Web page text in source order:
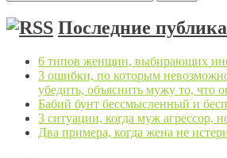
Последние
6 типов женщин, выбирающих
3 ошибки, по которым невозможно
убедить, объяснить мужу то, что
Бабий бунт бессмысленный и
3 ситуации, когда муж агрессор,
Два примера, когда жена не